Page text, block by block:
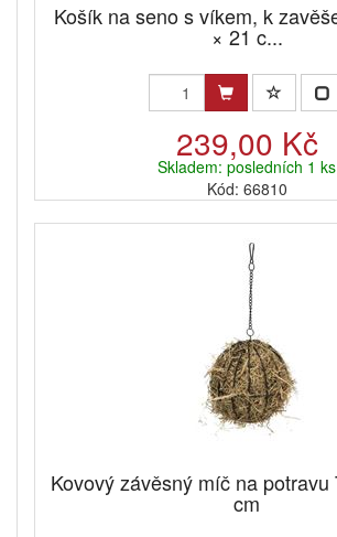
Košík na seno s víkem, k
× 21 c...
239,00 Kč
Skladem: posledních 1 ks
Kód: 66810
Kovový závěsný míč na
cm